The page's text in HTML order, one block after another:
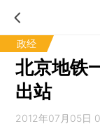
政经
北京地铁
出站
2012年07月05日